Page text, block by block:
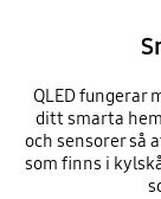
QLED fungerar
ditt smarta
och sensorer så
som finns i